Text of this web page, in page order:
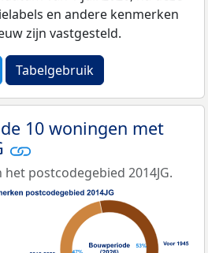
en andere kenmerken
zijn vastgesteld.
Tabelgebruik
10 woningen met
postcodegebied 2014JG.